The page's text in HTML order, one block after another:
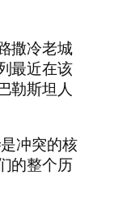
撒冷老城
最近在该
勒斯坦人
冲突的核
的整个历